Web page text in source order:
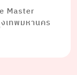
Master
เทพมหานคร